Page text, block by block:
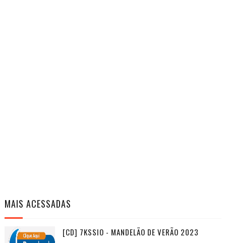
MAIS ACESSADAS
[CD] 7KSSIO - MANDELÃO DE VERÃO 2023